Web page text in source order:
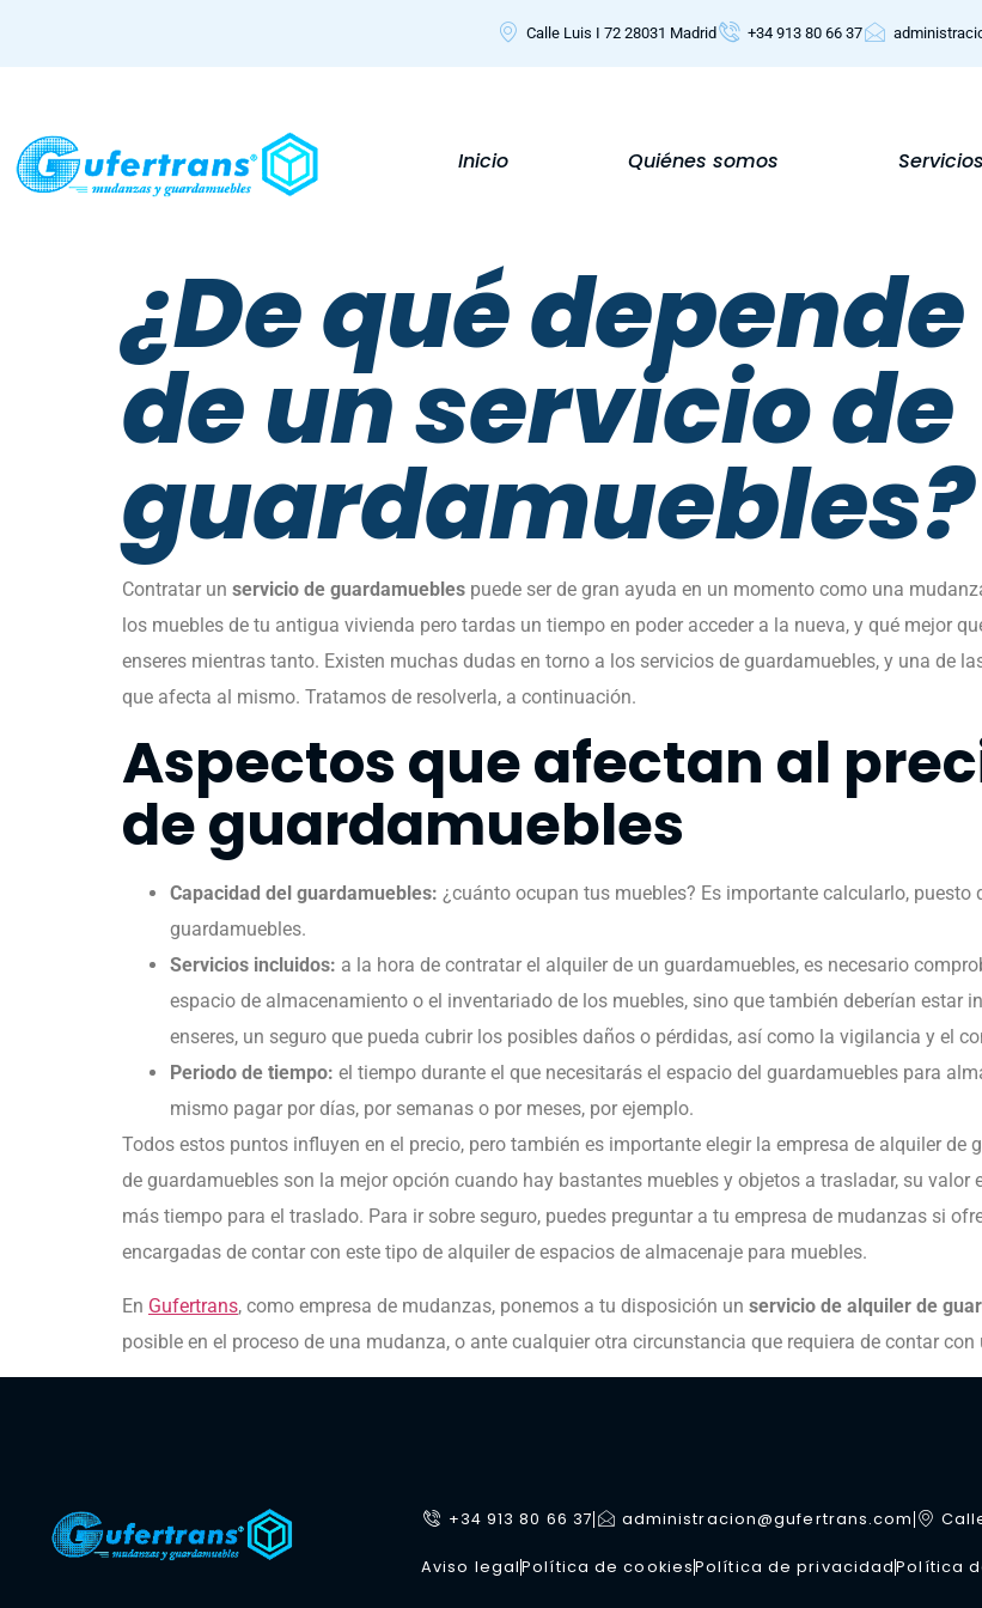
Calle Luis I 72 28031 Madrid +34 913 80 66 37
Inicio Quiénes somos Servicios
¿De qué
de un servicio de
guardamuebles?
Contratar un servicio de guardamuebles puede ser de gran ayuda en un momento como una
los muebles de tu antigua vivienda pero tardas un tiempo en poder acceder a la nueva, y qué mejor
enseres mientras tanto. Existen muchas dudas en torno a los servicios de guardamuebles, y una de
que afecta al mismo. Tratamos de resolverla, a continuación.
Aspectos que afectan al
de guardamuebles
Capacidad del guardamuebles: ¿cuánto ocupan tus muebles? Es importante calcularlo,
guardamuebles.
Servicios incluidos: a la hora de contratar el alquiler de un guardamuebles, es necesario
espacio de almacenamiento o el inventariado de los muebles, sino que también deberían estar
enseres, un seguro que pueda cubrir los posibles daños o pérdidas, así como la vigilancia y el
Periodo de tiempo: el tiempo durante el que necesitarás el espacio del guardamuebles para
mismo pagar por días, por semanas o por meses, por ejemplo.
Todos estos puntos influyen en el precio, pero también es importante elegir la empresa de alquiler
de guardamuebles son la mejor opción cuando hay bastantes muebles y objetos a trasladar, su
más tiempo para el traslado. Para ir sobre seguro, puedes preguntar a tu empresa de mudanzas si
encargadas de contar con este tipo de alquiler de espacios de almacenaje para muebles.
En Gufertrans, como empresa de mudanzas, ponemos a tu disposición un servicio de alquiler de
posible en el proceso de una mudanza, o ante cualquier otra circunstancia que requiera de contar
+34 913 80 66 37 administracion@gufertrans.com
Aviso legalPolítica de cookiesPolítica de privacidadPolítica